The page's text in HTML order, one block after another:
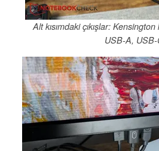
Alt kısımdaki çıkışlar:
USB-A, USB-